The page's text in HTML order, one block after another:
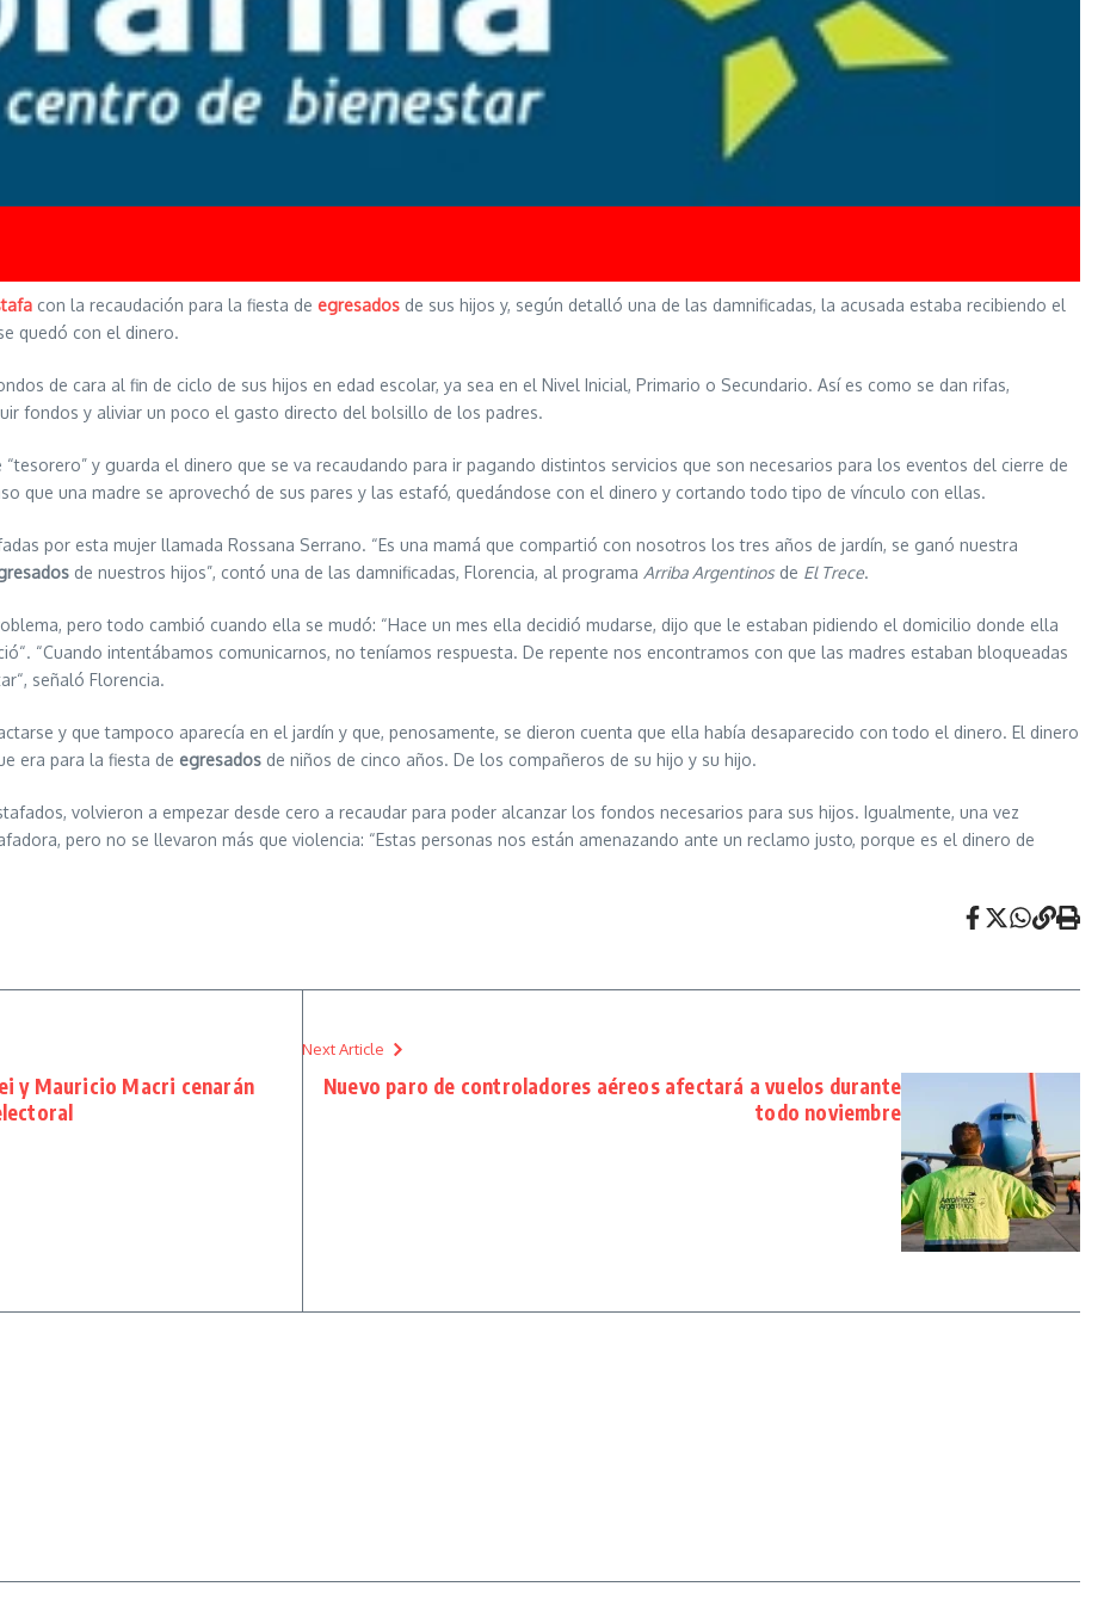
con la recaudación para la fiesta de egresados de sus hijos y, según detalló una de las damnificadas, la acusada estaba recibiendo el
quedó con el dinero.
de cara al fin de ciclo de sus hijos en edad escolar, ya sea en el Nivel Inicial, Primario o Secundario. Así es como se dan rifas,
fondos y aliviar un poco el gasto directo del bolsillo de los padres.
y guarda el dinero que se va recaudando para ir pagando distintos servicios que son necesarios para los eventos del cierre de
que una madre se aprovechó de sus pares y las estafó, quedándose con el dinero y cortando todo tipo de vínculo con ellas.
por esta mujer llamada Rossana Serrano. “Es una mamá que compartió con nosotros los tres años de jardín, se ganó nuestra
de nuestros hijos”, contó una de las damnificadas, Florencia, al programa Arriba Argentinos de El Trece.
pero todo cambió cuando ella se mudó: “Hace un mes ella decidió mudarse, dijo que le estaban pidiendo el domicilio donde ella
“Cuando intentábamos comunicarnos, no teníamos respuesta. De repente nos encontramos con que las madres estaban bloqueadas
señaló Florencia.
y que tampoco aparecía en el jardín y que, penosamente, se dieron cuenta que ella había desaparecido con todo el dinero. El dinero
era para la fiesta de egresados de niños de cinco años. De los compañeros de su hijo y su hijo.
volvieron a empezar desde cero a recaudar para poder alcanzar los fondos necesarios para sus hijos. Igualmente, una vez
pero no se llevaron más que violencia: “Estas personas nos están amenazando ante un reclamo justo, porque es el dinero de
y Mauricio Macri cenarán
Next Article
Nuevo paro de controladores aéreos afectará a vuelos durante
todo noviembre